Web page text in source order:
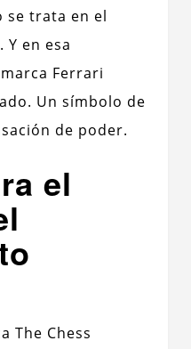
se trata en el
en esa
Ferrari
Un símbolo de
de poder.
el
The Chess